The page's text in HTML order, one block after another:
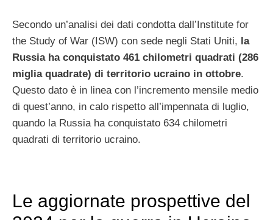
Secondo un’analisi dei dati condotta dall’Institute for
the Study of War (ISW) con sede negli Stati Uniti, la
Russia ha conquistato 461 chilometri quadrati (286
miglia quadrate) di territorio ucraino in ottobre.
Questo dato è in linea con l’incremento mensile medio
di quest’anno, in calo rispetto all’impennata di luglio,
quando la Russia ha conquistato 634 chilometri
quadrati di territorio ucraino.
Le aggiornate prospettive del